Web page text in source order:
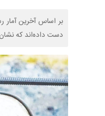
دست داده‌اند که نشان‌دهنده افزایش ۱۵.۷